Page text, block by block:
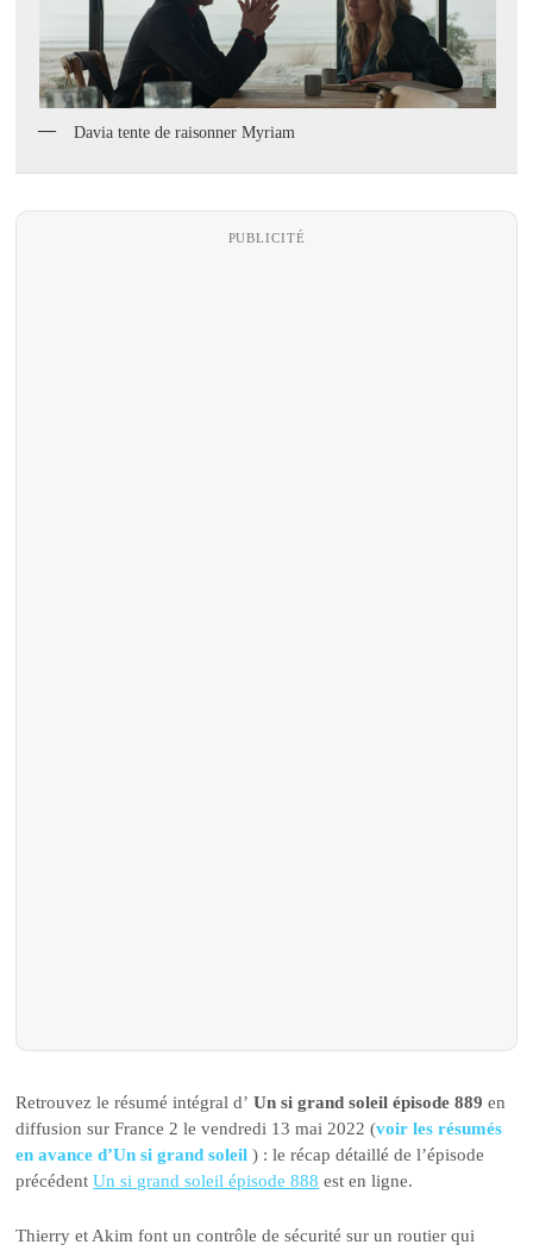
Davia tente de raisonner Myriam
PUBLICITÉ
Retrouvez le résumé intégral d’ Un si grand soleil épisode 889 en
diffusion sur France 2 le vendredi 13 mai 2022 (voir les résumés
en avance d’Un si grand soleil ) : le récap détaillé de l’épisode
précédentUn si grand soleil épisode 888 est en ligne.
Thierry et Akim font un contrôle de sécurité sur un routier qui